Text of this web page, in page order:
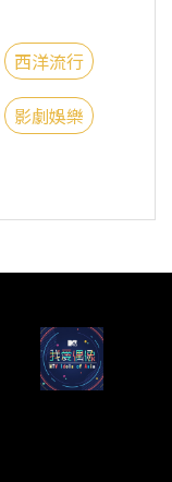
西洋流行
影劇娛樂